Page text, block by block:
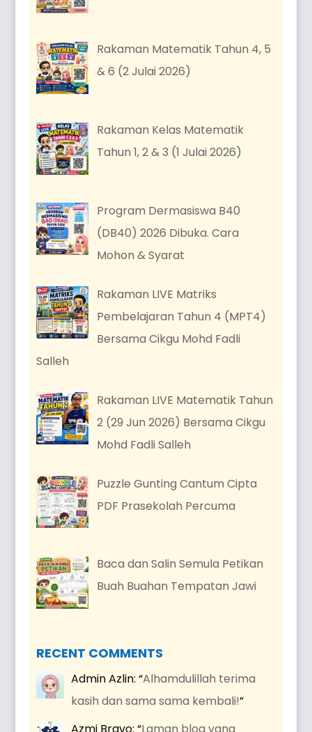
Rakaman Matematik Tahun 4, 5
& 6 (2 Julai 2026)
Rakaman Kelas Matematik
Tahun 1, 2 & 3 (1 Julai 2026)
Program Dermasiswa B40
(DB40) 2026 Dibuka. Cara
Mohon & Syarat
Rakaman LIVE Matriks
Pembelajaran Tahun 4 (MPT4)
Bersama Cikgu Mohd Fadli
Salleh
Rakaman LIVE Matematik Tahun
2 (29 Jun 2026) Bersama Cikgu
Mohd Fadli Salleh
Puzzle Gunting Cantum Cipta
PDF Prasekolah Percuma
Baca dan Salin Semula Petikan
Buah Buahan Tempatan Jawi
RECENT COMMENTS
Admin Azlin: “Alhamdulillah terima
kasih dan sama sama kembali!”
Azmi Bravo: “Laman blog yang